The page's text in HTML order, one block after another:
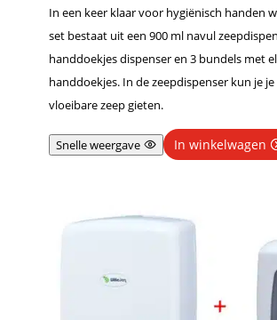
In een keer klaar voor hygiënisch handen
set bestaat uit een 900 ml navul
handdoekjes dispenser en 3 bundels met
handdoekjes. In de zeepdispenser kun je je
vloeibare zeep gieten.
Snelle weergave In winkelwagen